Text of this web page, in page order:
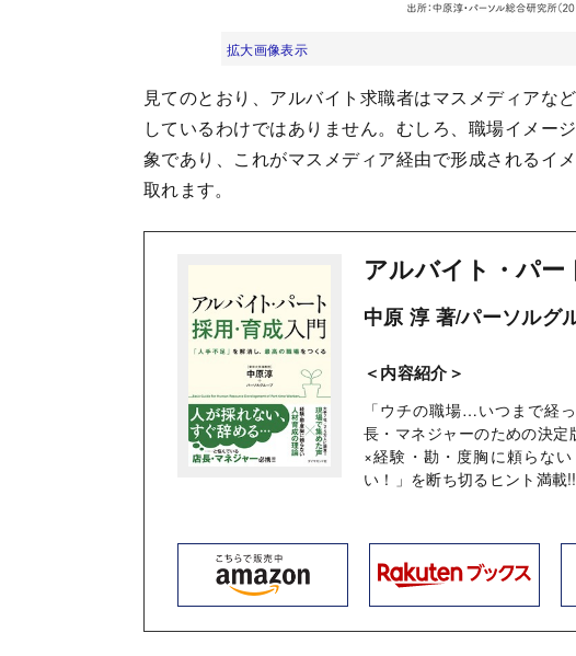
拡大画像表示
見てのとおり、アルバイト求職者はマスメディアな
しているわけではありません。むしろ、職場イメー
象であり、これがマスメディア経由で形成されるイ
取れます。
アルバイト・パー
中原 淳 著/パーソルグ
＜内容紹介＞
「ウチの職場…いつまで経
長・マネジャーのための決
×経験・勘・度胸に頼らな
い！」を断ち切るヒント満載!!